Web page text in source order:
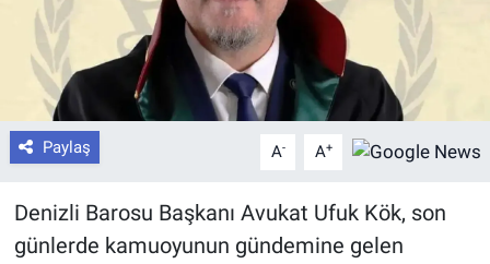
Paylaş A- A+
Denizli Barosu Başkanı Avukat Ufuk Kök, son
günlerde kamuoyunun gündemine gelen